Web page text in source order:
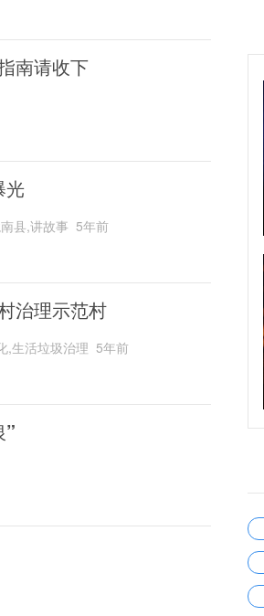
南请收下
光
县,讲故事 5年前
治理示范村
,生活垃圾治理 5年前